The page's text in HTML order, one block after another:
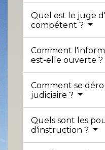
Quel est le juge
compétent ?
Comment
est-elle ouverte ?
Comment se
judiciaire ?
Quels sont les
d'instruction ?